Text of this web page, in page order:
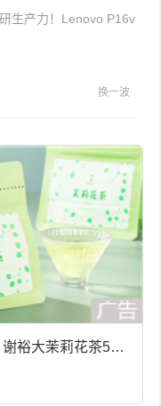
生产力！Lenovo P16v
换一波
裕大茉莉花茶50g